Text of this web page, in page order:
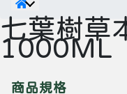
七葉樹草
1000ML
商品規格